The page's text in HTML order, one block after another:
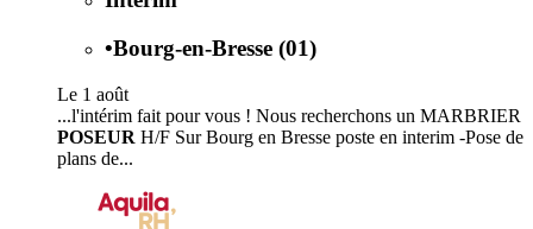
•Bourg-en-Bresse (01)
Le 1 août
...l'intérim fait pour vous ! Nous recherchons un MARBRIER
POSEUR H/F Sur Bourg en Bresse poste en interim -Pose de
plans de...